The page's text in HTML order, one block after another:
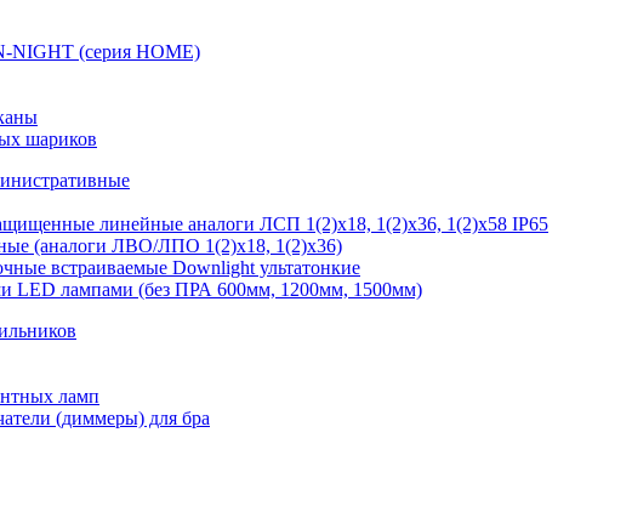
NIGHT (серия HOME)
шариков
линейные аналоги ЛСП 1(2)х18, 1(2)х36, 1(2)х58 IP65
(аналоги ЛВО/ЛПО 1(2)х18, 1(2)х36)
встраиваемые Downlight ультатонкие
LED лампами (без ПРА 600мм, 1200мм, 1500мм)
ламп
(диммеры) для бра